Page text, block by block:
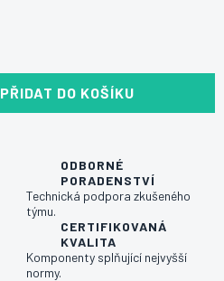
PŘIDAT DO KOŠÍKU
ODBORNÉ
PORADENSTVÍ
Technická podpora zkušeného
týmu.
CERTIFIKOVANÁ
KVALITA
Komponenty splňující nejvyšší
normy.